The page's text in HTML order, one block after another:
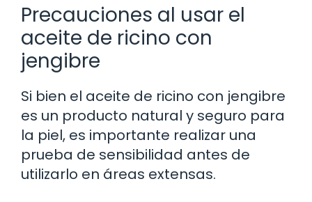
Precauciones al usar el
aceite de ricino con
jengibre
Si bien el aceite de ricino con jengibre
es un producto natural y seguro para
la piel, es importante realizar una
prueba de sensibilidad antes de
utilizarlo en áreas extensas.